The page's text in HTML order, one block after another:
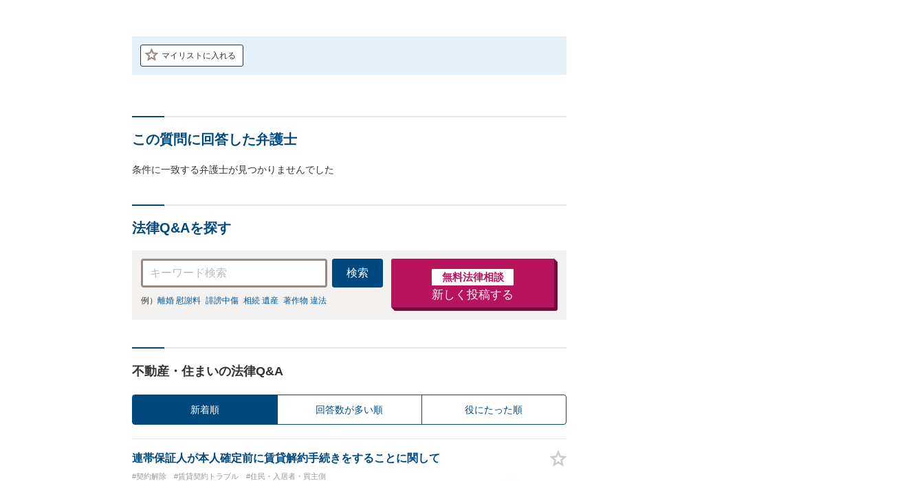
マイリストに入れる
この質問に回答した弁護士
条件に一致する弁護士が見つかりませんでした
法律Q&Aを探す
検索
例） 離婚 慰謝料 誹謗中傷 相続 遺産 著作物 違法
無料法律相談
新しく投稿する
不動産・住まいの法律Q&A
新着順 回答数が多い順 役にたった順
連帯保証人が本人確定前に賃貸解約手続きをすることに関して
#契約解除 #賃貸契約トラブル #住民・入居者・買主側